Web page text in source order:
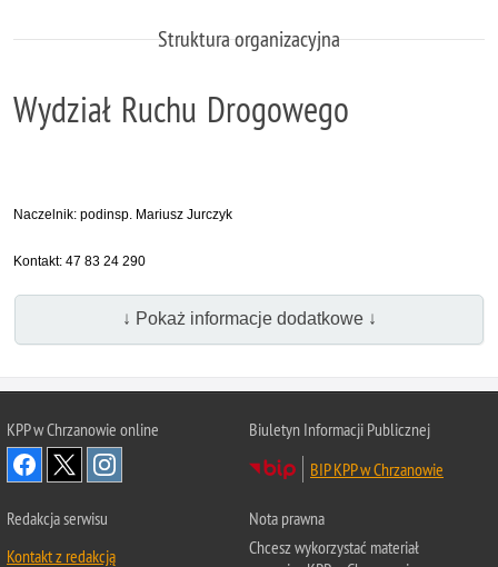
Struktura organizacyjna
Wydział Ruchu Drogowego
Naczelnik: podinsp. Mariusz Jurczyk
Kontakt: 47 83 24 290
↓ Pokaż informacje dodatkowe ↓
KPP w Chrzanowie online
Biuletyn Informacji Publicznej
BIP KPP w Chrzanowie
Redakcja serwisu
Kontakt z redakcją
Nota prawna
Chcesz wykorzystać materiał